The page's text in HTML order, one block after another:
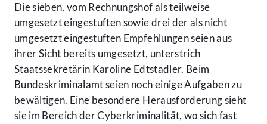
Die sieben, vom Rechnungshof als teilweise
umgesetzt eingestuften sowie drei der als nicht
umgesetzt eingestuften Empfehlungen seien aus
ihrer Sicht bereits umgesetzt, unterstrich
Staatssekretärin Karoline Edtstadler. Beim
Bundeskriminalamt seien noch einige Aufgaben zu
bewältigen. Eine besondere Herausforderung sieht
sie im Bereich der Cyberkriminalität, wo sich fast